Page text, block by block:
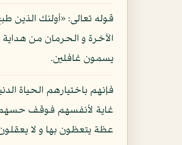
قوله تعالى: «أولئك الذين
الآخرة و الحرمان من
يسمون غافلين.
فإنهم باختيارهم الحياة
غاية لأنفسهم فوقف حسهم و
عظة يتعظون بها و لا